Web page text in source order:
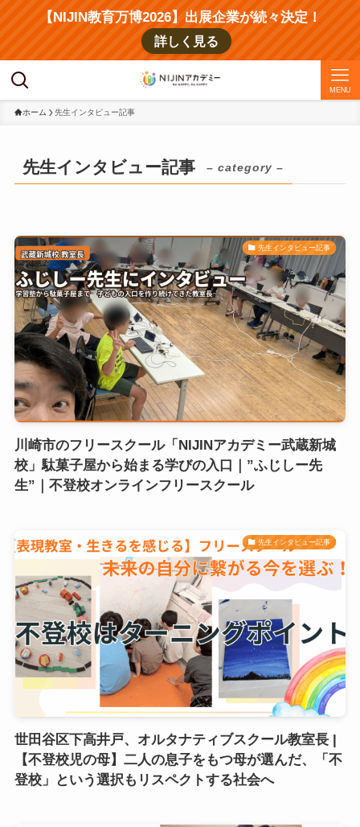
【NIJIN教育万博2026】出展企業が続々決定！
詳しく見る
MENU
ホーム 先生インタビュー記事
先生インタビュー記事 – category –
先生インタビュー記事
川崎市のフリースクール「NIJINアカデミー武蔵新城
校」駄菓子屋から始まる学びの入口｜”ふじしー先
生”｜不登校オンラインフリースクール
先生インタビュー記事
世田谷区下高井戸、オルタナティブスクール教室長 |
【不登校児の母】二人の息子をもつ母が選んだ、「不
登校」という選択もリスペクトする社会へ